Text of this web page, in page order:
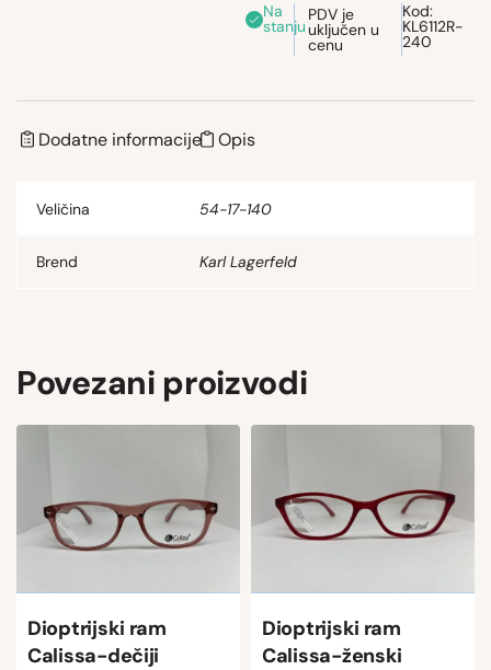
Na
stanju
PDV je
uključen u
cenu
Kod:
KL6112R-
240
Dodatne informacije Opis
Veličina 54-17-140
Brend Karl Lagerfeld
Povezani proizvodi
Dioptrijski ram
Calissa-dečiji
Dioptrijski ram
Calissa-ženski